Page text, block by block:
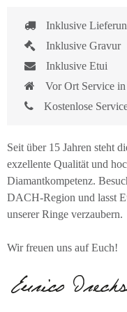
Inklusive
Inklusive Gravur
Inklusive Etui
Vor Ort Service
Kostenlose
Seit über 15 Jahren
exzellente Qualität und
Diamantkompetenz.
DACH-Region und lasst
unserer Ringe verzaubern.
Wir freuen uns auf Euch!